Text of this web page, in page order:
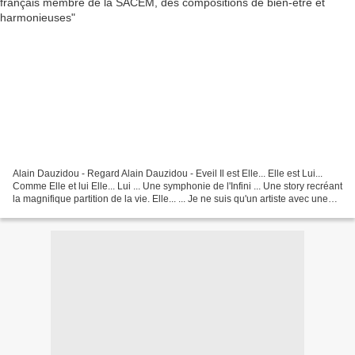
Alain Dauzidou - Regard Alain Dauzidou - Eveil Il est Elle... Elle est Lui...
Comme Elle et lui Elle... Lui ... Une symphonie de l'Infini ... Une story recréant
la magnifique partition de la vie. Elle... ... Je ne suis qu'un artiste avec une